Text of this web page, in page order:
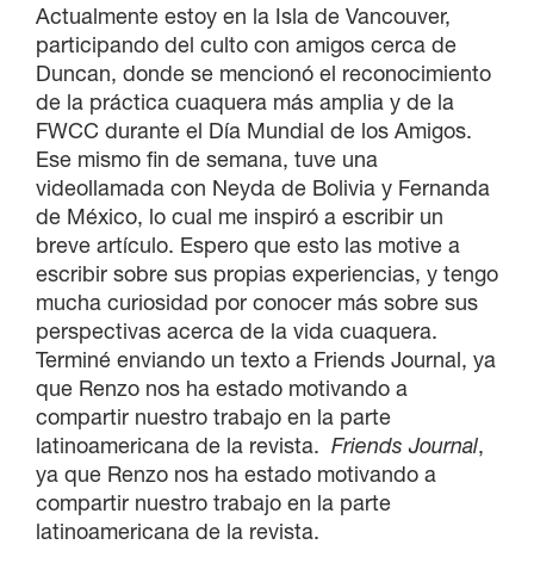
Actualmente estoy en la Isla de Vancouver,
participando del culto con amigos cerca de
Duncan, donde se mencionó el reconocimiento
de la práctica cuaquera más amplia y de la
FWCC durante el Día Mundial de los Amigos.
Ese mismo fin de semana, tuve una
videollamada con Neyda de Bolivia y Fernanda
de México, lo cual me inspiró a escribir un
breve artículo. Espero que esto las motive a
escribir sobre sus propias experiencias, y tengo
mucha curiosidad por conocer más sobre sus
perspectivas acerca de la vida cuaquera.
Terminé enviando un texto a Friends Journal, ya
que Renzo nos ha estado motivando a
compartir nuestro trabajo en la parte
latinoamericana de la revista. Friends Journal,
ya que Renzo nos ha estado motivando a
compartir nuestro trabajo en la parte
latinoamericana de la revista.